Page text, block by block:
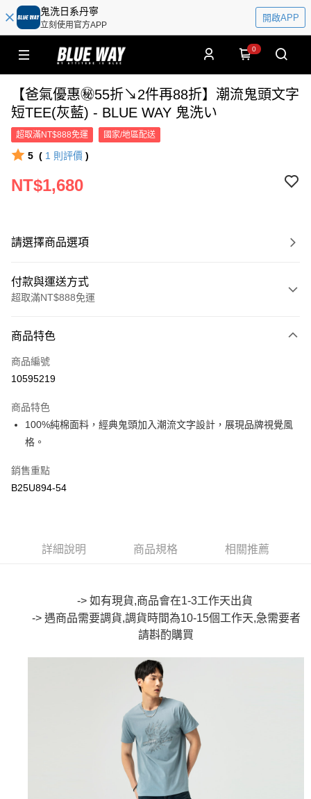
鬼洗日系丹寧
立刻使用官方APP
開啟APP
0
【爸氣優惠㊙55折↘2件再88折】潮流鬼頭文字
短TEE(灰藍) - BLUE WAY 鬼洗い
超取滿NT$888免運 國家/地區配送
5 ( 1 則評價 )
NT$1,680
請選擇商品選項
付款與運送方式
超取滿NT$888免運
信用卡一次付款
超商取貨付款
Apple Pay
街口支付
悠遊付
大哥付你分期
1.本服務由台灣大哥大提供，台灣大哥大用戶可立即使用無須另外申請。
2.付款方式選擇「大哥付你分期」，訂單成立後會自動跳轉到大哥付的交易
流程，驗證手機門號後，選擇欲分期的期數、繳款截止日，確認付款後即完
4.訂單成立30分鐘內，如未前往確認交易或遇審核未通過，訂單將自動取
消。如遇「轉專審核」未通過狀況，表示未達大哥付你分期系統評分，恕無
1.分期款項不併入電信帳單，「大哥付你分期」於每月結算日後寄送繳費提
2.透過簡訊連結打開帳單後，可選擇「超商條碼／台灣大直營門市／銀行轉
帳／街口支付／iPASS MONEY」等通路繳費。
1.本服務係由「台灣大哥大股份有限公司」（以下簡稱本公司）所提供，讓
用戶於交易時，得透過本服務購買商品或服務，並由商店將買賣／分期付款
相關說明
【關於「AFTEE先享後付」】
AFTEE先享後付是「在收到商品之後才付款」的支付方式。 讓您購物簡單
１．簡單：不需註冊會員、不需綁卡、不需儲值。
２．便利：只要手機號碼，簡訊認證，即可結帳。
３．安心：先確認商品／服務後，再付款。
【「AFTEE先享後付」結帳流程】
１．於結帳方式選擇「AFTEE先享後付」後，將跳轉至「AFTEE先享後付」
結帳頁面，進行簡訊認證並確認金額後，即可完成結帳。
２．訂單成立數日內，您將收到繳費通知簡訊。
３．收到繳費通知簡訊後14天內，點擊此簡訊中的連結，可透過四大超商／
ATM／網路銀行／等多元方式進行付款，方視為交易完成。
※ 請注意：結帳手續完成當下不需立刻繳費，但若您需要取消訂單，請聯絡
每筆NT$80，滿NT$888(含以上)免運費
每筆NT$80，滿NT$888(含以上)免運費
商品特色
商品編號
10595219
商品特色
100%純棉面料，經典鬼頭加入潮流文字設計，展現品牌視覺風
格。
銷售重點
B25U894-54
詳細說明 商品規格 相關推薦
-> 如有現貨,商品會在1-3工作天出貨
-> 遇商品需要調貨,調貨時間為10-15個工作天,急需要者
請斟酌購買